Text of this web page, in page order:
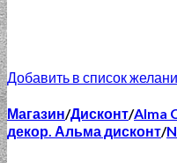
Добавить в список
Магазин/Дисконт/Alma
декор. Альма дисконт/